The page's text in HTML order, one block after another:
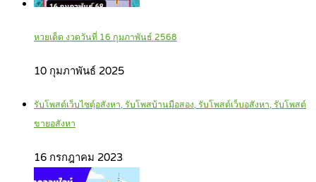
หวยเด็ด งวดวันที่ 16 กุมภาพันธ์ 2568
10 กุมภาพันธ์ 2025
รับโพสต์เว็บไซตฺ์อสังหา, รับโพสบ้านมือสอง, รับโพสต์เว็บอสังหา, รับโพสต์
ขายอสังหา
16 กรกฎาคม 2023